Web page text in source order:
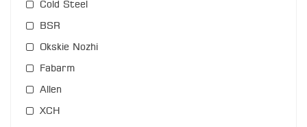
Cold Steel
BSR
Okskie Nozhi
Fabarm
Allen
XCH